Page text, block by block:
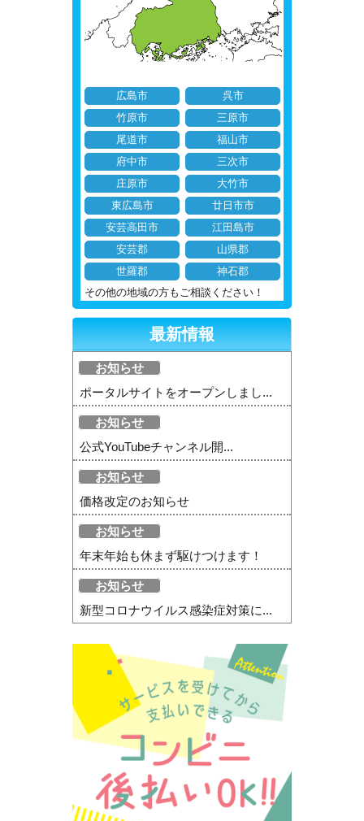
広島市
呉市
竹原市
三原市
尾道市
福山市
府中市
三次市
庄原市
大竹市
東広島市
廿日市市
安芸高田市
江田島市
安芸郡
山県郡
世羅郡
神石郡
その他の地域の方もご相談ください！
最新情報
お知らせ
ポータルサイトをオープンしまし...
お知らせ
公式YouTubeチャンネル開...
お知らせ
価格改定のお知らせ
お知らせ
年末年始も休まず駆けつけます！
お知らせ
新型コロナウイルス感染症対策に...